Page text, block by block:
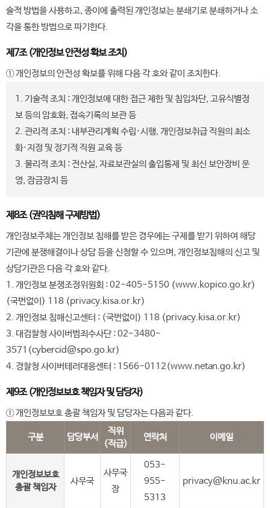
술적 방법을 사용하고, 종이에 출력된 개인정보는 분쇄기로 분쇄하거나 소
각을 통한 방법으로 파기한다.
제7조 (개인정보 안전성 확보 조치)
① 개인정보의 안전성 확보를 위해 다음 각 호와 같이 조치한다.
1. 기술적 조치 : 개인정보에 대한 접근 제한 및 침입차단, 고유식별정
보 등의 암호화, 접속기록의 보관 등
2. 관리적 조치 : 내부관리계획 수립·시행, 개인정보취급 직원의 최소
화·지정 및 정기적 직원 교육 등
3. 물리적 조치 : 전산실, 자료보관실의 출입통제 및 최신 보안장비 운
영, 잠금장치 등
제8조 (권익침해 구제방법)
개인정보주체는 개인정보 침해를 받은 경우에는 구제를 받기 위하여 해당
기관에 분쟁해결이나 상담 등을 신청할 수 있으며, 개인정보침해의 신고 및
상담기관은 다음 각 호와 같다.
1. 개인정보 분쟁조정위원회 : 02-405-5150 (www.kopico.go.kr)
(국번없이) 118 (privacy.kisa.or.kr)
2. 개인정보 침해신고센터 : (국번없이) 118 (privacy.kisa.or.kr)
3. 대검찰청 사이버범죄수사단 : 02-3480-
3571(cybercid@spo.go.kr)
4. 경찰청 사이버테러대응센터 : 1566-0112(www.netan.go.kr)
제9조 (개인정보보호 책임자 및 담당자)
① 개인정보보호 총괄 책임자 및 담당자는 다음과 같다.
구분 담당부서
직위
(직급)
연락처 이메일
개인정보보호
총괄 책임자
사무국
사무국
장
053-
955-
5313
privacy@knu.ac.kr